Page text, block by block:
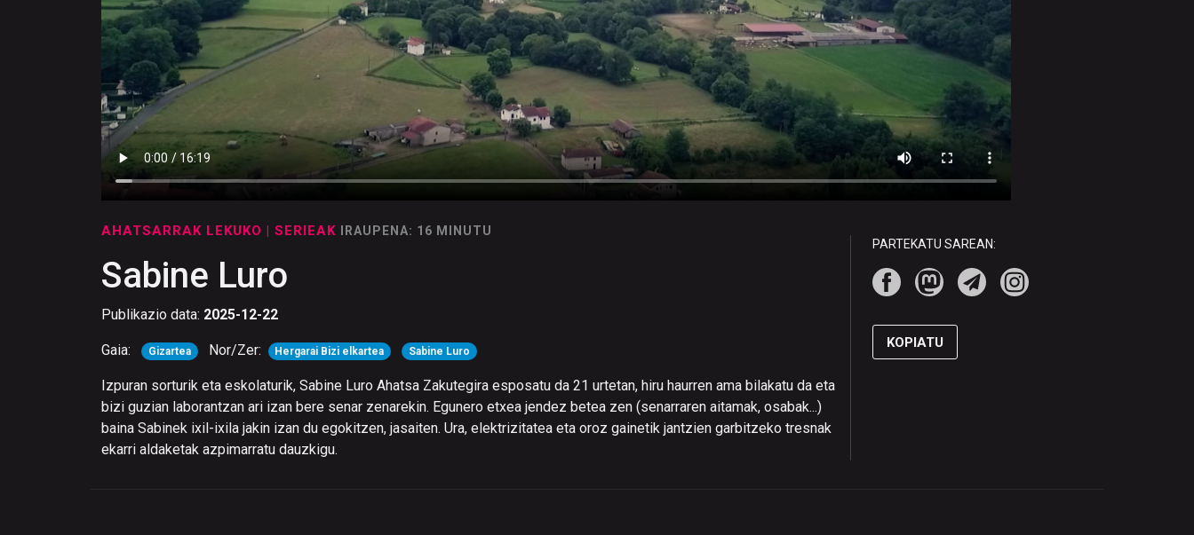
AHATSARRAK LEKUKO | SERIEAK IRAUPENA: 16 MINUTU
Sabine Luro
Publikazio data: 2025-12-22
Gaia: Gizartea Nor/Zer: Hergarai Bizi elkartea Sabine Luro
Izpuran sorturik eta eskolaturik, Sabine Luro Ahatsa Zakutegira esposatu da 21 urtetan, hiru haurren ama bilakatu da eta
bizi guzian laborantzan ari izan bere senar zenarekin. Egunero etxea jendez betea zen (senarraren aitamak, osabak...)
baina Sabinek ixil-ixila jakin izan du egokitzen, jasaiten. Ura, elektrizitatea eta oroz gainetik jantzien garbitzeko tresnak
ekarri aldaketak azpimarratu dauzkigu.
PARTEKATU SAREAN:
KOPIATU